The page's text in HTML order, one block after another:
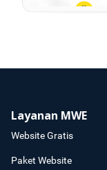
Layanan MWE
Website Gratis
Paket Website